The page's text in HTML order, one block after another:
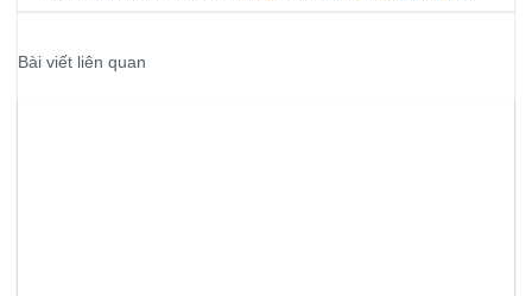
Bài viết liên quan